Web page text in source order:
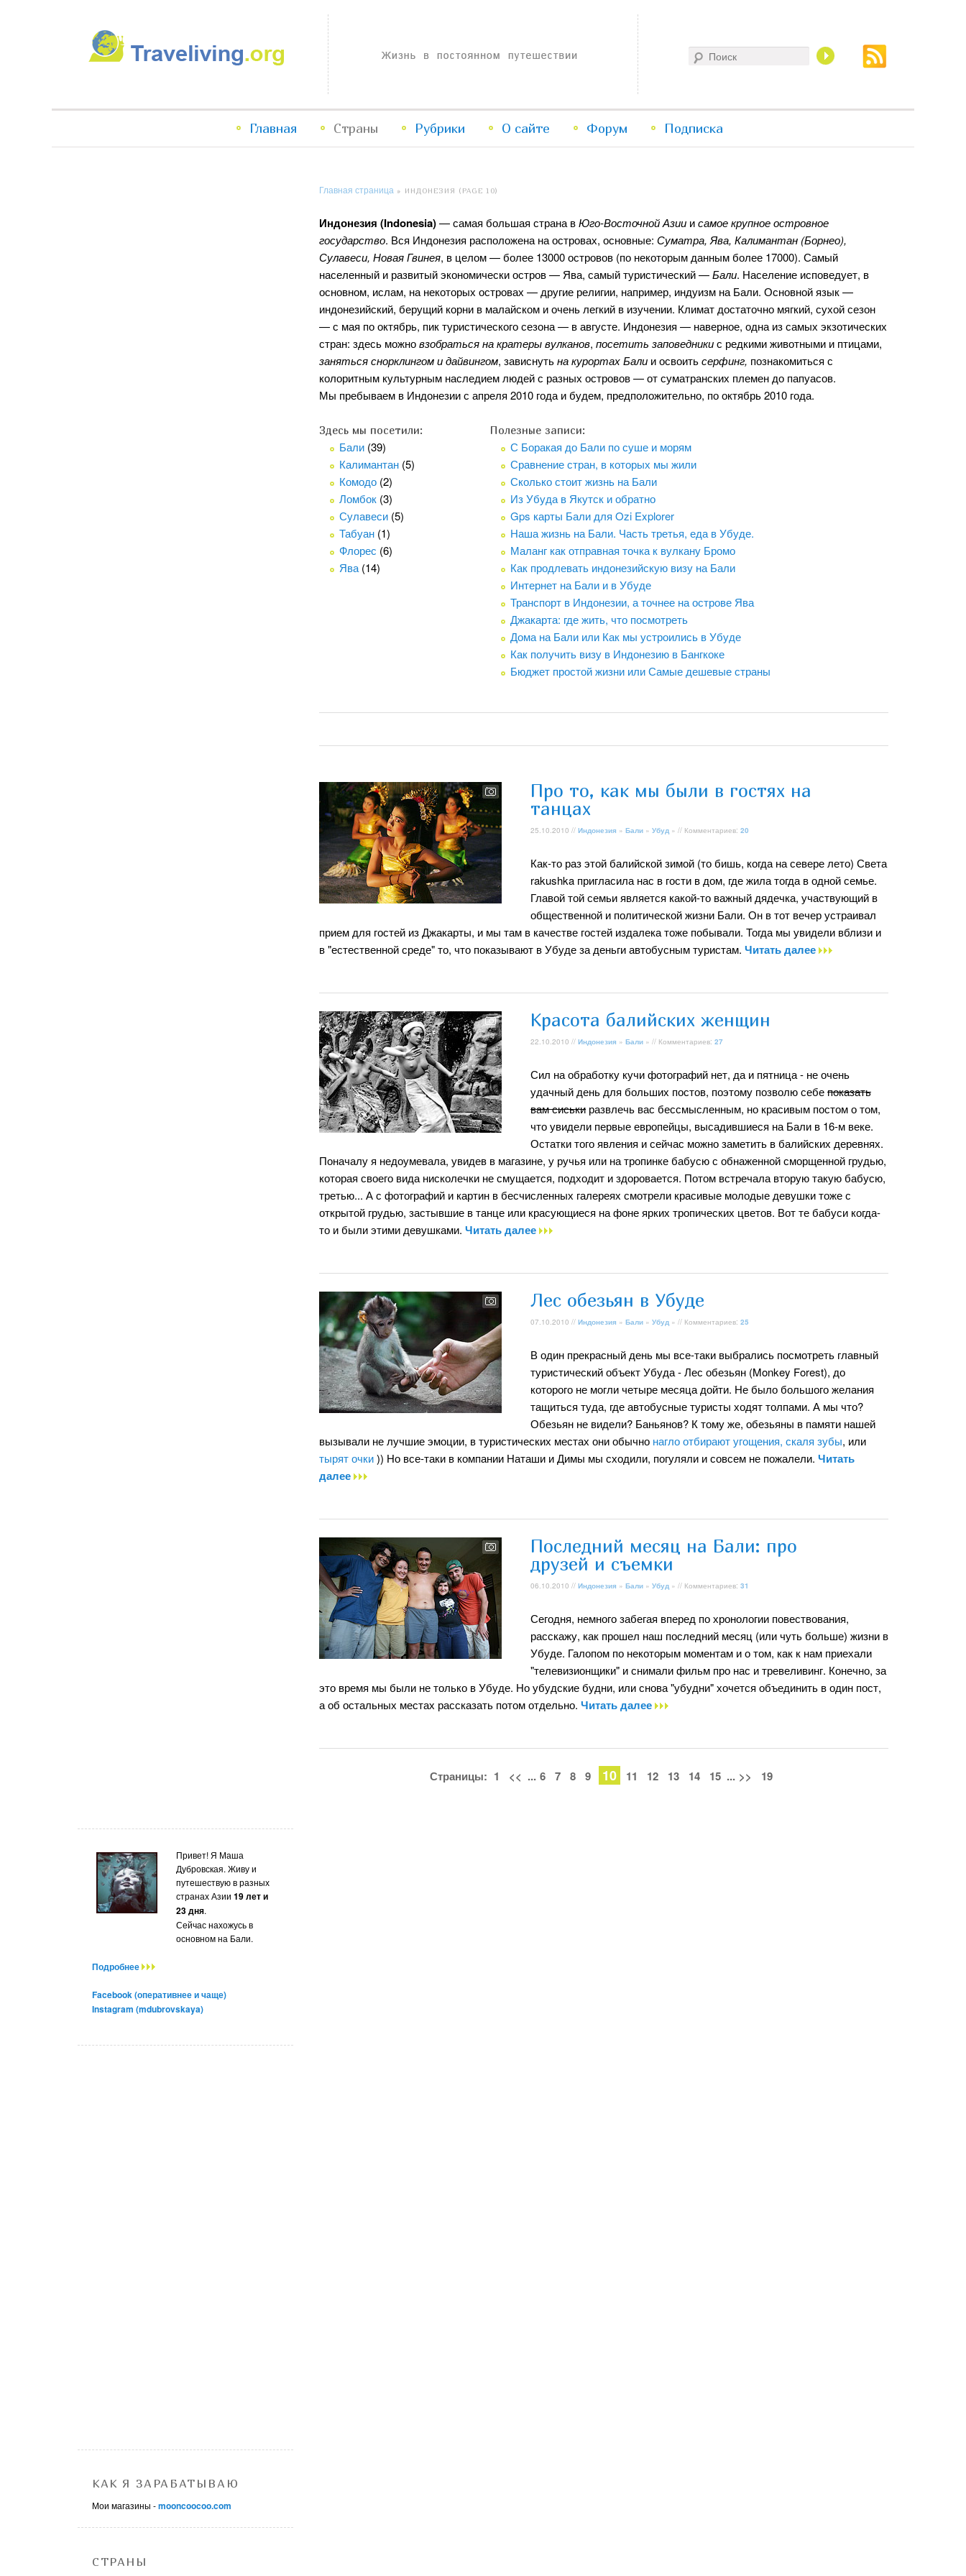
Traveliving
Жизнь в постоянном путешествии
Перейти
содержимому
Перейти
содержимому
Главная Страны Рубрики О сайте Форум Подписка
Главная страница » ИНДОНЕЗИЯ (PAGE 10)
Индонезия (Indonesia)— самая большая страна вЮго-Восточной Азии исамое крупное островное
государство. Вся Индонезия расположена на островах, основные: Суматра, Ява, Калимантан (Борнео),
Сулавеси, Новая Гвинея, в целом — более 13000 островов (по некоторым данным более 17000). Самый
населенный и развитый экономически остров — Ява, самый туристический —Бали. Население исповедует, в
основном, ислам, на некоторых островах — другие религии, например, индуизм на Бали. Основной язык —
индонезийский, берущий корни в малайском и очень легкий в изучении. Климат достаточно мягкий, сухой сезон
— с мая по октябрь, пик туристического сезона — в августе. Индонезия — наверное, одна из самых экзотических
стран: здесь можновзобраться на кратеры вулканов, посетить заповедникис редкими животными и птицами,
заняться снорклингом и дайвингом, зависнутьна курортах Бали и освоитьсерфинг, познакомиться с
колоритным культурным наследием людей с разных островов — от суматранских племен до папуасов.
Мы пребываем в Индонезии с апреля 2010 года и будем, предположительно, по октябрь 2010 года.
Здесь мы посетили:
Бали (39)
Калимантан (5)
Комодо (2)
Ломбок (3)
Сулавеси (5)
Табуан (1)
Флорес (6)
Ява(14)
Полезные записи:
С Боракая до Бали по суше и морям
Сравнение стран, в которых мы жили
Сколько стоит жизнь на Бали
Из Убуда в Якутск и обратно
Gps карты Бали для Ozi Explorer
Наша жизнь на Бали. Часть третья, еда в Убуде.
Маланг как отправная точка к вулкану Бромо
Как продлевать индонезийскую визу на Бали
Интернет на Бали и в Убуде
Транспорт в Индонезии, а точнее на острове Ява
Джакарта: где жить, что посмотреть
Дома на Бали или Как мы устроились в Убуде
Как получить визу в Индонезию в Бангкоке
Бюджет простой жизни или Самые дешевые страны
Про то, как мы были в гостях на
танцах
25.10.2010 // Индонезия » Бали » Убуд » // Комментариев: 20
Как-то раз этой балийской зимой (то бишь, когда на севере лето) Света
rakushka пригласила нас в гости в дом, где жила тогда в одной семье.
Главой той семьи является какой-то важный дядечка, участвующий в
общественной и политической жизни Бали. Он в тот вечер устраивал
прием для гостей из Джакарты, и мы там в качестве гостей издалека тоже побывали. Тогда мы увидели вблизи и
в "естественной среде" то, что показывают в Убуде за деньги автобусным туристам. Читать далее
Красота балийских женщин
22.10.2010 // Индонезия » Бали » // Комментариев: 27
Сил на обработку кучи фотографий нет, да и пятница - не очень
удачный день для больших постов, поэтому позволю себепоказать
вам сиськи развлечь вас бессмысленным, но красивым постом о том,
что увидели первые европейцы, высадившиеся на Бали в 16-м веке.
Остатки того явления и сейчас можно заметить в балийских деревнях.
Поначалу я недоумевала, увидев в магазине, у ручья или на тропинке бабусю с обнаженной сморщенной грудью,
которая своего вида нисколечки не смущается, подходит и здоровается. Потом встречала вторую такую бабусю,
третью... А с фотографий и картин в бесчисленных галереях смотрели красивые молодые девушки тоже с
открытой грудью, застывшие в танце или красующиеся на фоне ярких тропических цветов. Вот те бабуси когда-
то и были этими девушками. Читать далее
Лес обезьян в Убуде
07.10.2010 // Индонезия » Бали » Убуд » // Комментариев: 25
В один прекрасный день мы все-таки выбрались посмотреть главный
туристический объект Убуда - Лес обезьян (Monkey Forest), до
которого не могли четыре месяца дойти. Не было большого желания
тащиться туда, где автобусные туристы ходят толпами. А мы что?
Обезьян не видели? Баньянов? К тому же, обезьяны в памяти нашей
вызывали не лучшие эмоции, в туристических местах они обычно нагло отбирают угощения, скаля зубы, или
тырят очки)) Но все-таки в компании Наташи и Димы мы сходили, погуляли и совсем не пожалели. Читать
далее
Последний месяц на Бали: про
друзей и съемки
06.10.2010 // Индонезия » Бали » Убуд » // Комментариев: 31
Сегодня, немного забегая вперед по хронологии повествования,
расскажу, как прошел наш последний месяц (или чуть больше) жизни в
Убуде. Галопом по некоторым моментам и о том, как к нам приехали
"телевизионщики" и снимали фильм про нас и тревеливинг. Конечно, за
это время мы были не только в Убуде. Но убудские будни, или снова "убудни" хочется объединить в один пост,
а об остальных местах рассказать потом отдельно. Читать далее
Страницы: 1 << ... 6 7 8 9 10 11 12 13 14 15 ... >> 19
Привет! Я Маша
Дубровская. Живу и
путешествую в разных
странах Азии 19 лет и
23 дня.
Сейчас нахожусь в
основном на Бали.
Подробнее
Facebook (оперативнее и чаще)
Instagram (mdubrovskaya)
КАК Я ЗАРАБАТЫВАЮ
Мои магазины -mooncoocoo.com
СТРАНЫ